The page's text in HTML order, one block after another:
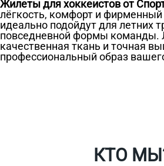
Жилеты для хоккеистов от
лёгкость, комфорт и фирменный
идеально подойдут для летних
повседневной формы команды.
качественная ткань и точная
профессиональный образ
КТО